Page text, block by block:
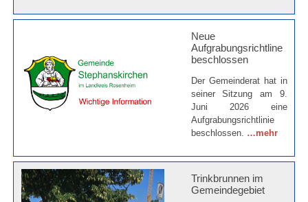
Neue
Aufgrabungsrichtline
beschlossen
Der Gemeinderat hat in
seiner Sitzung am 9.
Juni 2026 eine
Aufgrabungsrichtlinie
beschlossen. …mehr
Trinkbrunnen im
Gemeindegebiet